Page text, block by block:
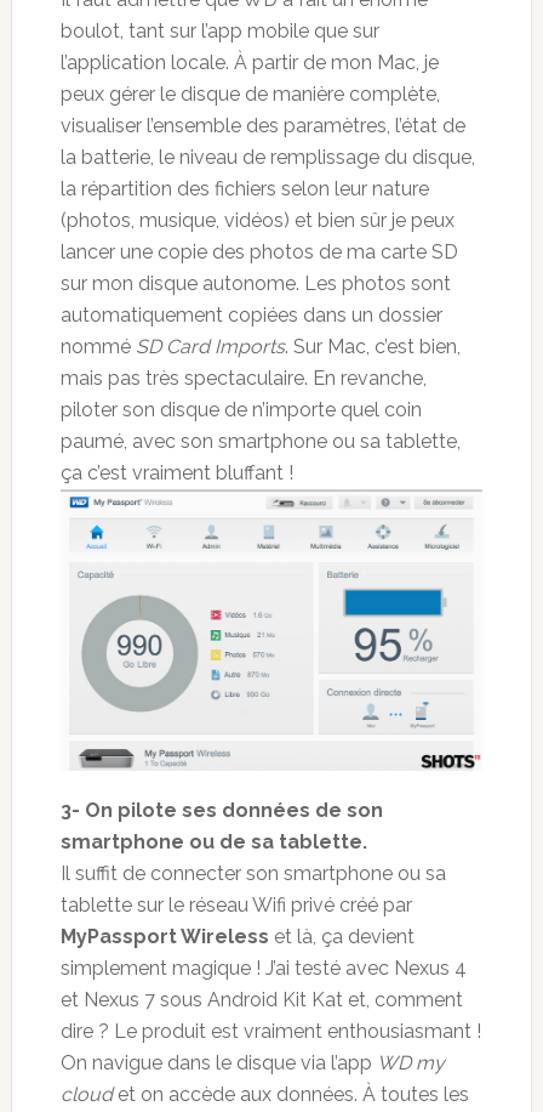
boulot, tant sur l’app mobile que sur
l’application locale. À partir de mon Mac, je
peux gérer le disque de manière complète,
visualiser l’ensemble des paramètres, l’état de
la batterie, le niveau de remplissage du disque,
la répartition des fichiers selon leur nature
(photos, musique, vidéos) et bien sûr je peux
lancer une copie des photos de ma carte SD
sur mon disque autonome. Les photos sont
automatiquement copiées dans un dossier
nommé SD Card Imports. Sur Mac, c’est bien,
mais pas très spectaculaire. En revanche,
piloter son disque de n’importe quel coin
paumé, avec son smartphone ou sa tablette,
ça c’est vraiment bluffant !
3- On pilote ses données de son
smartphone ou de sa tablette.
Il suffit de connecter son smartphone ou sa
tablette sur le réseau Wifi privé créé par
MyPassport Wireless et là, ça devient
simplement magique ! J’ai testé avec Nexus 4
et Nexus 7 sous Android Kit Kat et, comment
dire ? Le produit est vraiment enthousiasmant !
On navigue dans le disque via l’app WD my
cloudet on accède aux données. À toutes les